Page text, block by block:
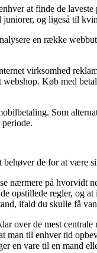
at finde de
og ligeså til
en række
virksomhed
Køb med
Som
de for at være
nærmere på hvorvidt
opstillede regler, og
ifald du skulle få
over de mest
man til enhver tid
en vare til en mand